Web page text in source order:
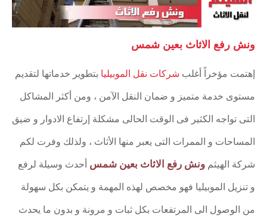
ونش رفع الاثاث بعين شمس
إهتمت مؤخراً أغلب شركات نقل الموبيليا بتطوير خدماتها لتقديم
مستوى خدمة متميز و ضمان النقل الآمن ، ومن أكثر المشاكل
التى تواجه الكثير فى الوقت الحالى مشكلة إرتفاع الادوار و ضيق
المساحات و الممرات التى يعبر منها الأثاث ، ولذلك وفرت لكم
شركة الهيثم ونش رفع الاثاث بعين شمس أحدث وسيلة لرفع
و تنزيل الموبيليا فهو مخصص لهذه المهمة و يتمكن بكل سهولة
من الوصول الى المرتفعات بكل ثبات و مرونة و بدون ما يحدث